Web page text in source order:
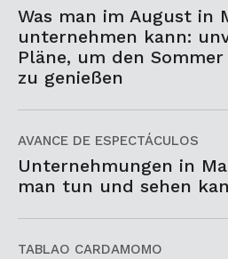
Was man im August in
unternehmen kann:
Pläne, um den
zu genießen
AVANCE DE ESPECTÁCULOS
Unternehmungen in
man tun und sehen
TABLAO CARDAMOMO